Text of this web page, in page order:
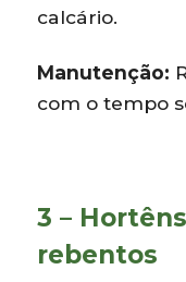
calcário.
Manutenção:
com o tempo
3 –
rebentos